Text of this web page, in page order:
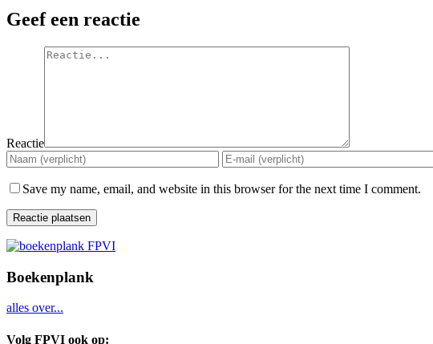
Geef een reactie
Reactie
Save my name, email, and website in this browser for the next time I comment.
Boekenplank
alles over...
Volg FPVI ook op: